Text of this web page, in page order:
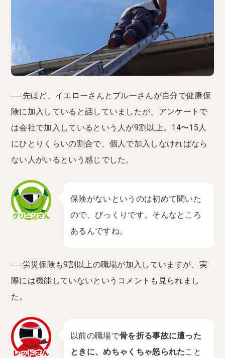
──先ほど、イエローさんとブルーさんが自分で健康保
険に加入していると話していましたが、アンケートで
は会社で加入しているという人が9割以上。14〜15人
にひとりくらいの割合で、個人で加入しなければなら
ない人がいるという感じでした。
保険がないというのは初めて聞いた
ので、びっくりです。そんなところ
あるんですね。
──労災保険も9割以上の職場が加入していますが、実
際には機能していないというコメントも見られまし
た。
以前の職場で骨を折る事故に遭った
ときに、めちゃくちゃ怒られたこと